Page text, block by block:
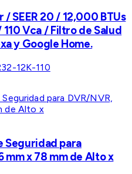
SEER 20 / 12,000 BTUs
110 Vca / Filtro de Salud
y Google Home.
12K-110
Seguridad para
mm x 78 mm de Alto x